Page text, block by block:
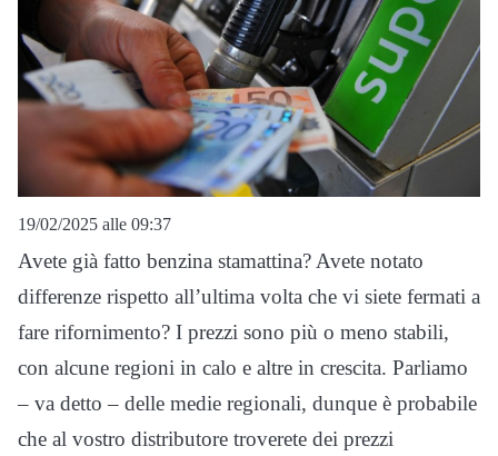
19/02/2025 alle 09:37
Avete già fatto benzina stamattina? Avete notato
differenze rispetto all’ultima volta che vi siete fermati a
fare rifornimento? I prezzi sono più o meno stabili,
con alcune regioni in calo e altre in crescita. Parliamo
– va detto – delle medie regionali, dunque è probabile
che al vostro distributore troverete dei prezzi